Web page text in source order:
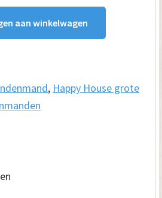
aan winkelwagen
, Happy House grote